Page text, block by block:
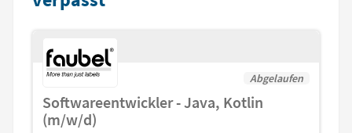
Abgelaufen
Softwareentwickler - Java, Kotlin
(m/w/d)